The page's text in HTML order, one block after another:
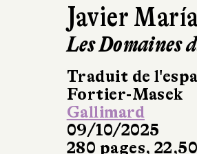
Javier
Les Domaines
Traduit de
Fortier-Masek
Gallimard
09/10/2025
280 pages,